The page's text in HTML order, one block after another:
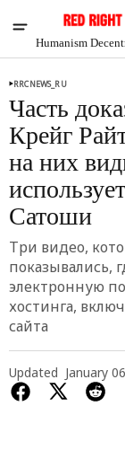
Humanism
-4.32%
RRCNEWS_RU
Часть
Крейг
на них
Сатоши
Три видео,
показывались,
электронную
хостинга,
сайта
Updated January